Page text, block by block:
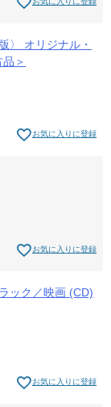
〉 オリジナル・
＞
お気に入りに登録
お気に入りに登録
ック／映画 (CD)
お気に入りに登録